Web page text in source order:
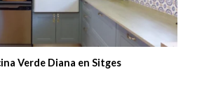
Verde Diana en Sitges